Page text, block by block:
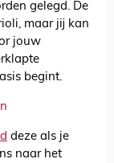
gelegd. De
maar jij kan
jouw
begint.
deze als je
naar het